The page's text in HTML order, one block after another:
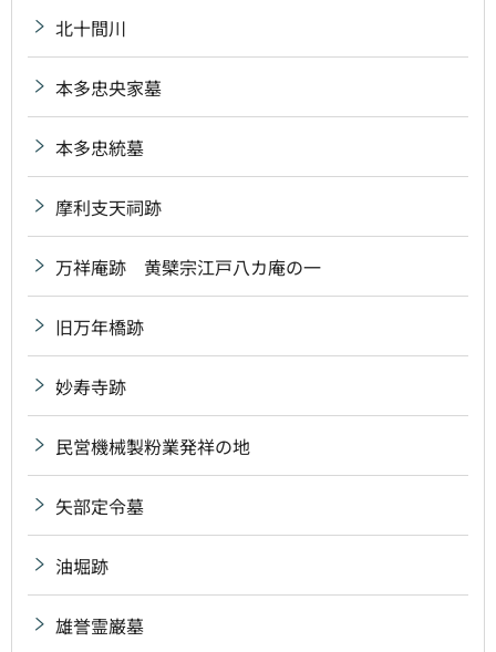
北十間川
本多忠央家墓
本多忠統墓
摩利支天祠跡
万祥庵跡 黄檗宗江戸八カ庵の一
旧万年橋跡
妙寿寺跡
民営機械製粉業発祥の地
矢部定令墓
油堀跡
雄誉霊巌墓